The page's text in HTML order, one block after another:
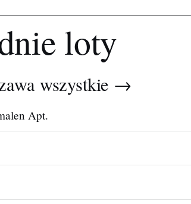
loty
wszystkie →
Apt.